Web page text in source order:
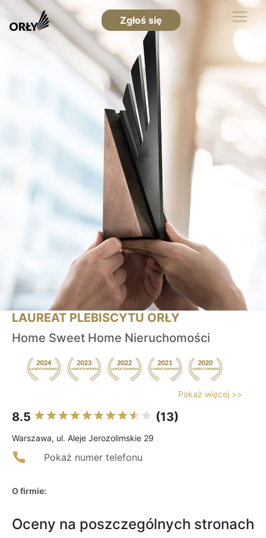
Zgłoś się
LAUREAT PLEBISCYTU ORŁY
Home Sweet Home Nieruchomości
Pokaż więcej >>
8.5 (13)
Warszawa, ul. Aleje Jerozolimskie 29
Pokaż numer telefonu
O firmie:
Oceny na poszczególnych stronach